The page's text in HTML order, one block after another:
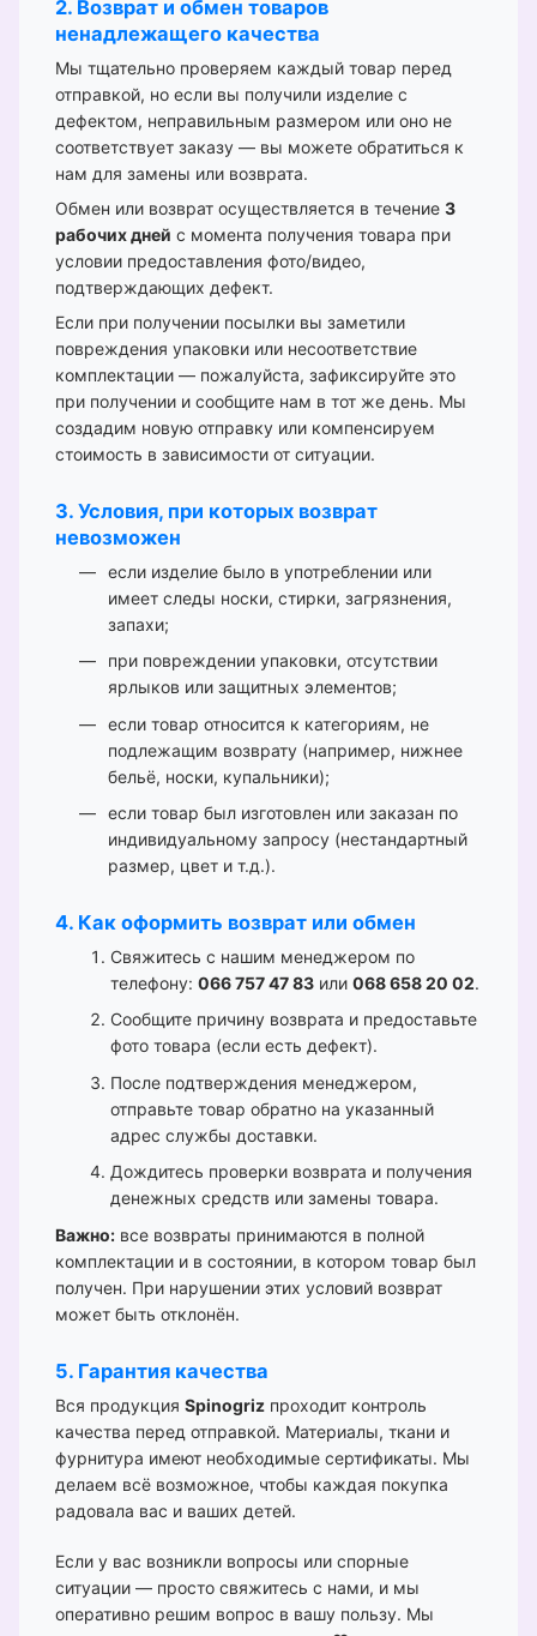
2. Возврат и обмен товаров
ненадлежащего качества
Мы тщательно проверяем каждый товар перед
отправкой, но если вы получили изделие с
дефектом, неправильным размером или оно не
соответствует заказу — вы можете обратиться к
нам для замены или возврата.
Обмен или возврат осуществляется в течение 3
рабочих дней с момента получения товара при
условии предоставления фото/видео,
подтверждающих дефект.
Если при получении посылки вы заметили
повреждения упаковки или несоответствие
комплектации — пожалуйста, зафиксируйте это
при получении и сообщите нам в тот же день. Мы
создадим новую отправку или компенсируем
стоимость в зависимости от ситуации.
3. Условия, при которых возврат
невозможен
если изделие было в употреблении или
имеет следы носки, стирки, загрязнения,
запахи;
при повреждении упаковки, отсутствии
ярлыков или защитных элементов;
если товар относится к категориям, не
подлежащим возврату (например, нижнее
бельё, носки, купальники);
если товар был изготовлен или заказан по
индивидуальному запросу (нестандартный
размер, цвет и т.д.).
4. Как оформить возврат или обмен
Свяжитесь с нашим менеджером по
телефону: 066 757 47 83 или 068 658 20 02.
Сообщите причину возврата и предоставьте
фото товара (если есть дефект).
После подтверждения менеджером,
отправьте товар обратно на указанный
адрес службы доставки.
Дождитесь проверки возврата и получения
денежных средств или замены товара.
Важно: все возвраты принимаются в полной
комплектации и в состоянии, в котором товар был
получен. При нарушении этих условий возврат
может быть отклонён.
5. Гарантия качества
Вся продукция Spinogriz проходит контроль
качества перед отправкой. Материалы, ткани и
фурнитура имеют необходимые сертификаты. Мы
делаем всё возможное, чтобы каждая покупка
радовала вас и ваших детей.
Если у вас возникли вопросы или спорные
ситуации — просто свяжитесь с нами, и мы
оперативно решим вопрос в вашу пользу. Мы